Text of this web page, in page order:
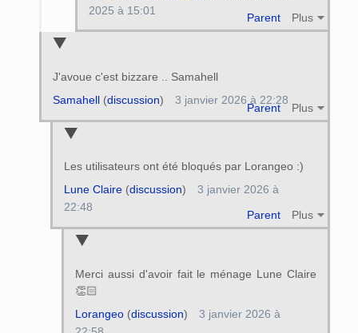
Parent Plus
2025 à 15:01
J'avoue c'est bizzare .. Samahell
Parent Plus
Samahell(discussion) 3 janvier 2026 à 22:28
Les utilisateurs ont été bloqués par Lorangeo :)
Parent Plus
Lune Claire(discussion)
3 janvier 2026 à
22:48
Merci aussi d'avoir fait le ménage Lune Claire
👏🏻
Lorangeo(discussion)
3 janvier 2026 à